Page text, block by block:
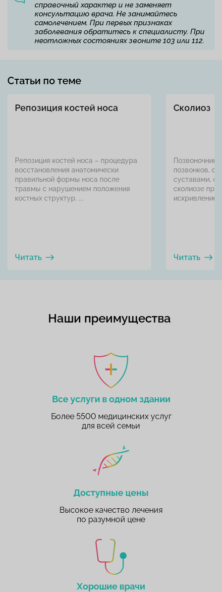
справочный характер и не заменяет
консультацию врача. Не занимайтесь
самолечением. При первых признаках
заболевания обратитесь к специалисту. При
неотложных состояниях звоните 103 или 112.
Статьи по теме
Репозиция костей носа
Репозиция костей носа – процедура
восстановления анатомически
правильной формы носа после
травмы с нарушением положения
костных структур. ...
Читать
Сколиоз
Позвоночник
позвонков,
суставами,
сколиозе
искривление
Читать
Наши преимущества
Все услуги в одном здании
Более 5500 медицинских услуг
для всей семьи
Доступные цены
Высокое качество лечения
по разумной цене
Хорошие врачи